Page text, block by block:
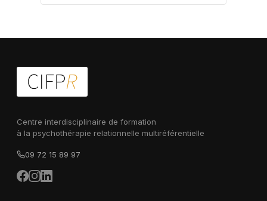
Centre interdisciplinaire de formation
à la psychothérapie relationnelle multiréférentielle
09 72 15 89 97